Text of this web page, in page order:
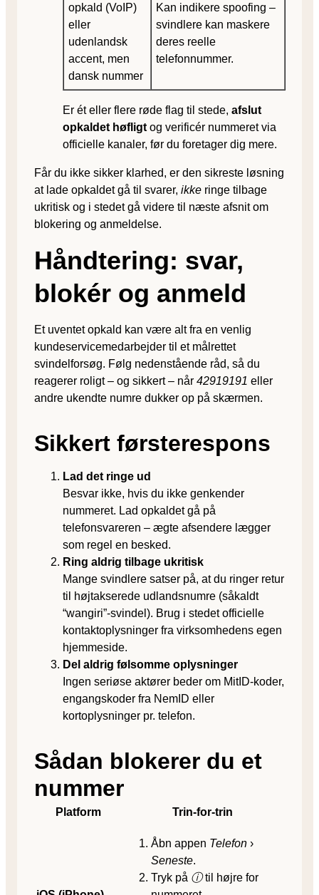
opkald (VoIP)
eller
udenlandsk
accent, men
dansk nummer
Kan indikere spoofing –
svindlere kan maskere
deres reelle
telefonnummer.
Er ét eller flere røde flag til stede, afslut
opkaldet høfligt og verificér nummeret via
officielle kanaler, før du foretager dig mere.
Får du ikke sikker klarhed, er den sikreste løsning
at lade opkaldet gå til svarer, ikke ringe tilbage
ukritisk og i stedet gå videre til næste afsnit om
blokering og anmeldelse.
Håndtering: svar,
blokér og anmeld
Et uventet opkald kan være alt fra en venlig
kundeservicemedarbejder til et målrettet
svindelforsøg. Følg nedenstående råd, så du
reagerer roligt – og sikkert – når 42919191 eller
andre ukendte numre dukker op på skærmen.
Sikkert første­respons
Lad det ringe ud
Besvar ikke, hvis du ikke genkender
nummeret. Lad opkaldet gå på
telefonsvareren – ægte afsendere lægger
som regel en besked.
Ring aldrig tilbage ukritisk
Mange svindlere satser på, at du ringer retur
til højtakserede udlandsnumre (såkaldt
“wangiri”-svindel). Brug i stedet officielle
kontaktoplysninger fra virksomhedens egen
hjemmeside.
Del aldrig følsomme oplysninger
Ingen seriøse aktører beder om MitID-koder,
engangskoder fra NemID eller
kortoplysninger pr. telefon.
Sådan blokerer du et
nummer
Platform Trin-for-trin
Åbn appen Telefon ›
Seneste.
Tryk på ⓘtil højre for